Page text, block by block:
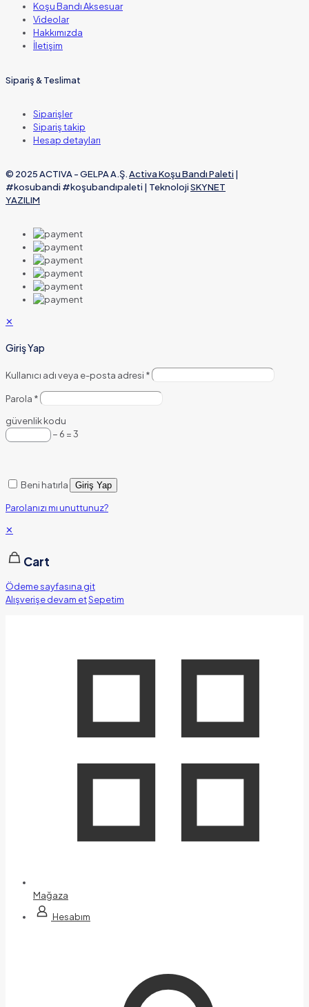
Koşu Bandı Aksesuar
Videolar
Hakkımızda
İletişim
Sipariş & Teslimat
Siparişler
Sipariş takip
Hesap detayları
© 2025 ACTIVA - GELPA A.Ş.Activa Koşu Bandı Paleti |
#kosubandi #koşubandıpaleti | TeknolojiSKYNET
YAZILIM
✕
Giriş Yap
Kullanıcı adı veya e-posta adresi *
Parola *
güvenlik kodu
− 6 = 3
Beni hatırla Giriş Yap
Parolanızı mı unuttunuz?
✕
Cart
Ödeme sayfasına git
Alışverişe devam etSepetim
Mağaza
Hesabım